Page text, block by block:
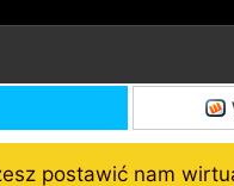
postawić nam